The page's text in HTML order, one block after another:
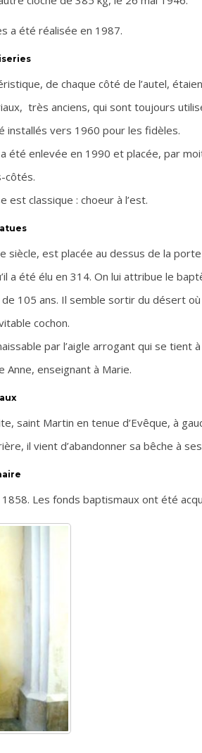
a été réalisée en 1987.
de chaque côté de l’autel,
très anciens, qui sont toujours
installés vers 1960 pour les fidèles.
été enlevée en 1990 et placée, par
côtés.
est classique : choeur à l’est.
siècle, est placée au dessus de la porte
a été élu en 314. On lui attribue le
105 ans. Il semble sortir du désert
cochon.
par l’aigle arrogant qui se tient
Anne, enseignant à Marie.
saint Martin en tenue d’Evêque, à
il vient d’abandonner sa bêche à
Les fonds baptismaux ont été